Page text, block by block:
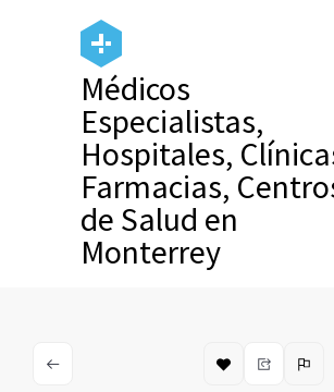
Médicos
Especialistas,
Hospitales,
Farmacias,
de Salud en
Monterrey